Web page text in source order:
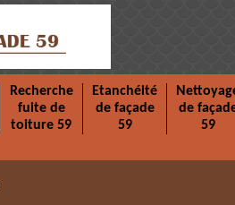
Recherche
fuite de
toiture 59
Etanchéité
de façade
59
de
59